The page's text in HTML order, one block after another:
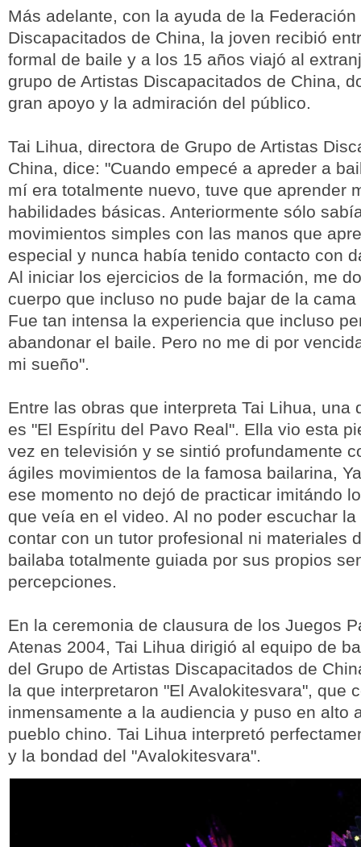
Más adelante, con la ayuda de la Federación
Discapacitados de China, la joven recibió
formal de baile y a los 15 años viajó al
grupo de Artistas Discapacitados de China,
gran apoyo y la admiración del público.
Tai Lihua, directora de Grupo de Artistas
China, dice: "Cuando empecé a apreder a
mí era totalmente nuevo, tuve que aprender
habilidades básicas. Anteriormente sólo
movimientos simples con las manos que
especial y nunca había tenido contacto con
Al iniciar los ejercicios de la formación, me
cuerpo que incluso no pude bajar de la
Fue tan intensa la experiencia que incluso
abandonar el baile. Pero no me di por
mi sueño".
Entre las obras que interpreta Tai Lihua, una
es "El Espíritu del Pavo Real". Ella vio esta
vez en televisión y se sintió profundamente
ágiles movimientos de la famosa bailarina,
ese momento no dejó de practicar imitándo
que veía en el video. Al no poder escuchar
contar con un tutor profesional ni materiales
bailaba totalmente guiada por sus propios
percepciones.
En la ceremonia de clausura de los Juegos
Atenas 2004, Tai Lihua dirigió al equipo de
del Grupo de Artistas Discapacitados de
la que interpretaron "El Avalokitesvara", que
inmensamente a la audiencia y puso en alto
pueblo chino. Tai Lihua interpretó
y la bondad del "Avalokitesvara".